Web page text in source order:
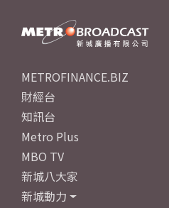
METROFINANCE.BIZ
財經台
知訊台
Metro Plus
MBO TV
新城八大家
新城動力